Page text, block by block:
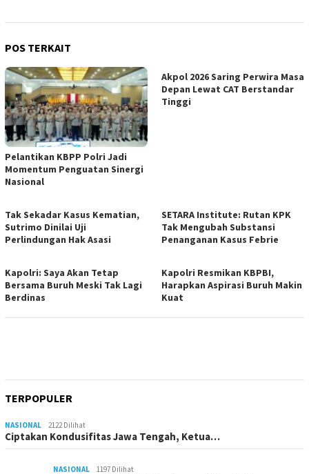
POS TERKAIT
Pelantikan KBPP Polri Jadi
Momentum Penguatan Sinergi
Nasional
Akpol 2026 Saring Perwira Masa
Depan Lewat CAT Berstandar
Tinggi
Tak Sekadar Kasus Kematian,
Sutrimo Dinilai Uji
Perlindungan Hak Asasi
SETARA Institute: Rutan KPK
Tak Mengubah Substansi
Penanganan Kasus Febrie
Kapolri: Saya Akan Tetap
Bersama Buruh Meski Tak Lagi
Berdinas
Kapolri Resmikan KBPBI,
Harapkan Aspirasi Buruh Makin
Kuat
TERPOPULER
NASIONAL 2122 Dilihat
Ciptakan Kondusifitas Jawa Tengah, Ketua…
NASIONAL 1197 Dilihat